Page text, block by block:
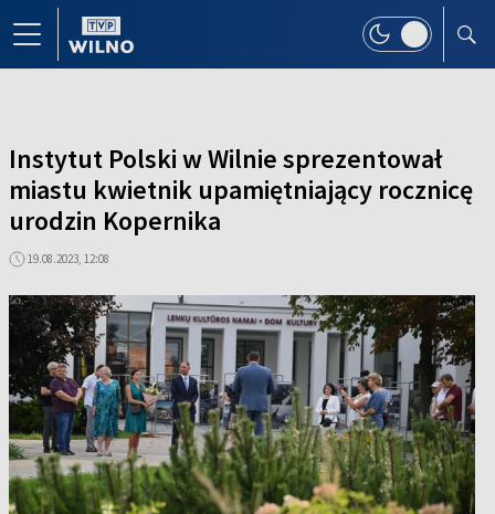
Instytut Polski w Wilnie sprezentował
miastu kwietnik upamiętniający rocznicę
urodzin Kopernika
19.08.2023, 12:08